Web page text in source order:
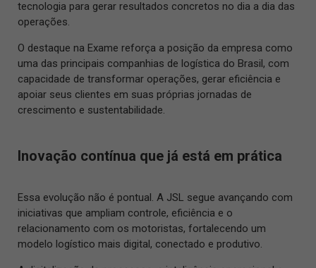
tecnologia para gerar resultados concretos no dia a dia das
operações.
O destaque na Exame reforça a posição da empresa como
uma das principais companhias de logística do Brasil, com
capacidade de transformar operações, gerar eficiência e
apoiar seus clientes em suas próprias jornadas de
crescimento e sustentabilidade.
Inovação contínua que já está em prática
Essa evolução não é pontual. A JSL segue avançando com
iniciativas que ampliam controle, eficiência e o
relacionamento com os motoristas, fortalecendo um
modelo logístico mais digital, conectado e produtivo.